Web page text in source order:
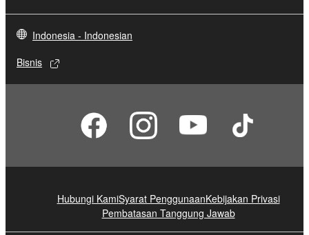
Indonesia - Indonesian
Bisnis
Hubungi KamiSyarat PenggunaanKebijakan Privasi
Pembatasan Tanggung Jawab